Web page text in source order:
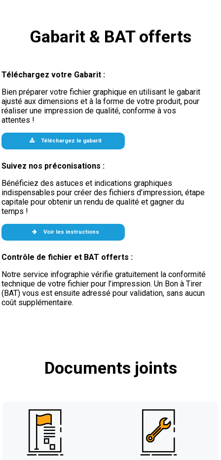
Gabarit & BAT offerts
Téléchargez votre Gabarit :
Bien préparer votre fichier graphique en utilisant le gabarit
ajusté aux dimensions et à la forme de votre produit, pour
réaliser une impression de qualité, conforme à vos
attentes !
Téléchargez le gabarit
Suivez nos préconisations :
Bénéficiez des astuces et indications graphiques
indispensables pour créer des fichiers d’impression, étape
capitale pour obtenir un rendu de qualité et gagner du
temps !
Voir les instructions
Contrôle de fichier et BAT offerts :
Notre service infographie vérifie gratuitement la conformité
technique de votre fichier pour l’impression. Un Bon à Tirer
(BAT) vous est ensuite adressé pour validation, sans aucun
coût supplémentaire.
Documents joints